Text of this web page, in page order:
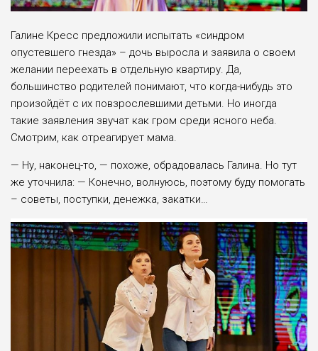
Галине Кресс предложили испытать «синдром
опустевшего гнезда» ­– дочь выросла и заявила о своем
желании переехать в отдельную квартиру. Да,
большинство родителей понимают, что когда-нибудь это
произойдёт с их повзрослевшими детьми. Но иногда
такие заявления звучат как гром среди ясного неба.
Смотрим, как отреагирует мама.
— Ну, наконец-то, — похоже, обрадовалась Галина. Но тут
же уточнила: — Конечно, волнуюсь, поэтому буду помогать
– советы, поступки, денежка, закатки…